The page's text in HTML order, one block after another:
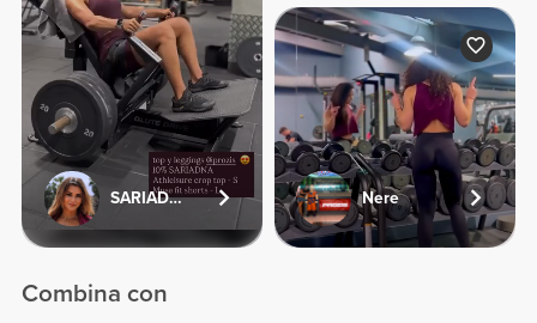
SARIADNA Nere
Combina con